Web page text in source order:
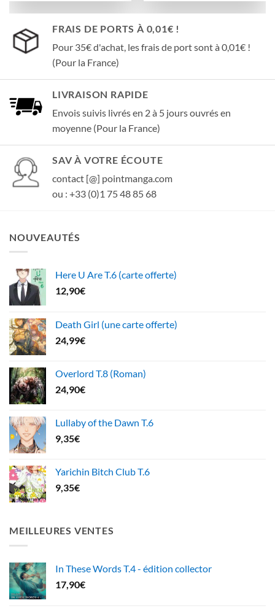
FRAIS DE PORTS À 0,01€ !
Pour 35€ d'achat, les frais de port sont à 0,01€ !
(Pour la France)
LIVRAISON RAPIDE
Envois suivis livrés en 2 à 5 jours ouvrés en
moyenne (Pour la France)
SAV À VOTRE ÉCOUTE
contact [@] pointmanga.com
ou : +33 (0)1 75 48 85 68
NOUVEAUTÉS
Here U Are T.6 (carte offerte)
12,90€
Death Girl (une carte offerte)
24,99€
Overlord T.8 (Roman)
24,90€
Lullaby of the Dawn T.6
9,35€
Yarichin Bitch Club T.6
9,35€
MEILLEURES VENTES
In These Words T.4 - édition collector
17,90€